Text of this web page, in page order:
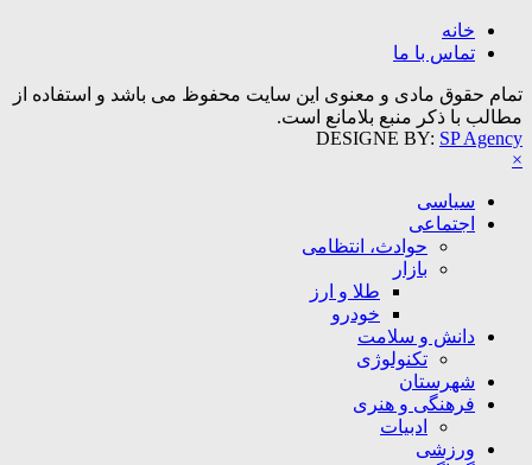
خانه
تماس با ما
تمام حقوق مادی و معنوی این سایت محفوظ می باشد و استفاده از
مطالب با ذکر منبع بلامانع است.
DESIGNE BY: SP Agency
×
سیاسی
اجتماعی
حوادث، انتظامی
بازار
طلا و ارز
خودرو
دانش و سلامت
تکنولوژی
شهرستان
فرهنگی و هنری
ادبیات
ورزشی